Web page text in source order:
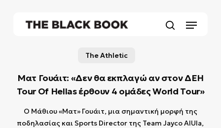
Menu
The Athletic
Ματ Γουάιτ: «Δεν θα εκπλαγώ αν στον ΔΕΗ
Tour Of Hellas έρθουν 4 ομάδες World Tour»
Ο Μάθιου «Ματ» Γουάιτ, μια σημαντική μορφή της
ποδηλασίας και Sports Director της Team Jayco AlUla,